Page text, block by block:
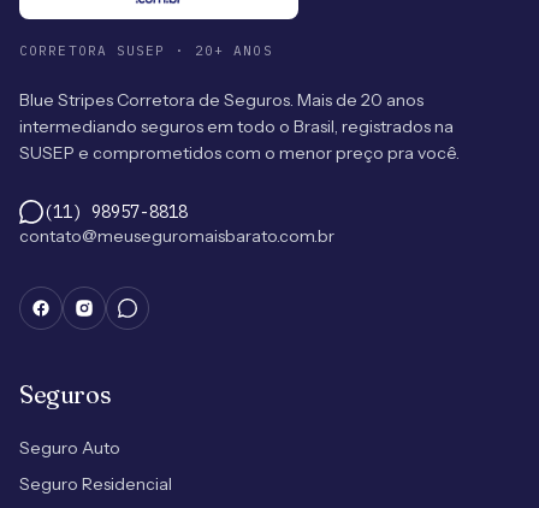
CORRETORA SUSEP · 20+ ANOS
Blue Stripes Corretora de Seguros. Mais de 20 anos
intermediando seguros em todo o Brasil, registrados na
SUSEP e comprometidos com o menor preço pra você.
(11) 98957-8818
contato@meuseguromaisbarato.com.br
Seguros
Seguro Auto
Seguro Residencial